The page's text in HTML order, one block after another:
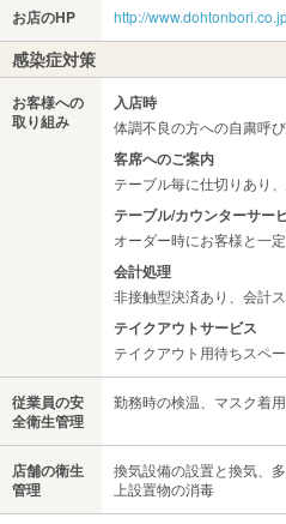
お店のHP http://
感染症対策
お客様への
取り組み
入店時
体調不良の方への自粛呼
客席へのご案内
テーブル毎に仕切りあり
テーブル/カウンターサー
オーダー時にお客様と一
会計処理
非接触型決済あり、会計
テイクアウトサービス
テイクアウト用待ちスペ
従業員の安
全衛生管理
勤務時の検温、マスク着
店舗の衛生
管理
換気設備の設置と換気、
上設置物の消毒